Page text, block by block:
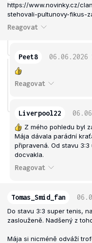
https://www.novinky.cz/
stehovali-pultunovy-fikus-
Reagovat
Peet8 06.06.2026
Reagovat
Liverpool22
Z mého pohledu byl
Mája dávala parádní
připravená. Od stavu
docvakla.
Reagovat
Tomas_Smid_fan
Do stavu 3:3 super tenis,
zaslouženě. Nadšený z
Mája si nicméně odváží